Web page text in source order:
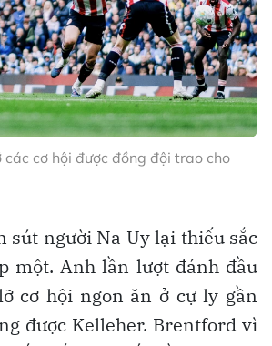
cơ hội được đồng đội trao cho
sút người Na Uy lại thiếu sắc
một. Anh lần lượt đánh đầu
cơ hội ngon ăn ở cự ly gần
được Kelleher. Brentford vì